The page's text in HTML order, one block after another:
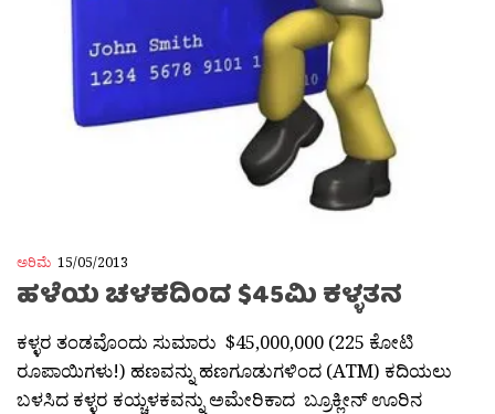
ಅರಿಮೆ 15/05/2013
ಹಳೆಯ ಚಳಕದಿಂದ $45ಮಿ ಕಳ್ಳತನ
ಕಳ್ಳರ ತಂಡವೊಂದು ಸುಮಾರು $45,000,000 (225 ಕೋಟಿ
ರೂಪಾಯಿಗಳು!) ಹಣವನ್ನು ಹಣಗೂಡುಗಳಿಂದ (ATM) ಕದಿಯಲು
ಬಳಸಿದ ಕಳ್ಳರ ಕಯ್ಚಳಕವನ್ನು ಅಮೇರಿಕಾದ ಬ್ರೂಕ್ಲೀನ್ ಊರಿನ